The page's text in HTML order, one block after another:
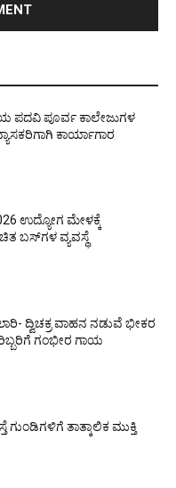
ಪದವಿ ಪೂರ್ವ ಕಾಲೇಜುಗಳ
ಕಾರ್ಯಾಗಾರ
ಉದ್ಯೋಗ ಮೇಳಕ್ಕೆ
ಬಸ್‌ಗಳ ವ್ಯವಸ್ಥೆ
ದ್ವಿಚಕ್ರ ವಾಹನ ನಡುವೆ ಭೀಕರ
ಗಂಭೀರ ಗಾಯ
ತಾತ್ಕಾಲಿಕ ಮುಕ್ತಿ